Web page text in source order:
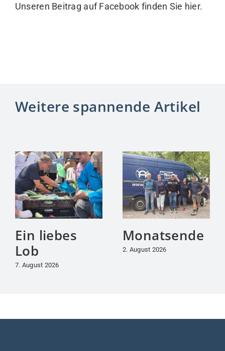
Unseren Beitrag auf Facebook finden Sie hier.
Weitere spannende Artikel
Ein liebes
Lob
7. August 2026
Monatsende
2. August 2026